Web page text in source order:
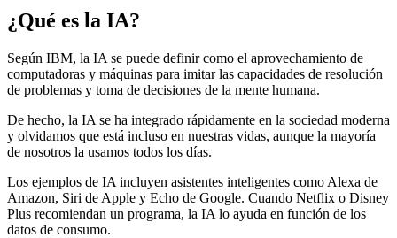
¿Qué es la IA?
Según IBM, la IA se puede definir como el aprovechamiento de
computadoras y máquinas para imitar las capacidades de resolución
de problemas y toma de decisiones de la mente humana.
De hecho, la IA se ha integrado rápidamente en la sociedad moderna
y olvidamos que está incluso en nuestras vidas, aunque la mayoría
de nosotros la usamos todos los días.
Los ejemplos de IA incluyen asistentes inteligentes como Alexa de
Amazon, Siri de Apple y Echo de Google. Cuando Netflix o Disney
Plus recomiendan un programa, la IA lo ayuda en función de los
datos de consumo.